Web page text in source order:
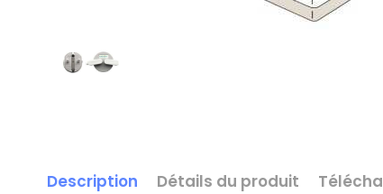
Description Détails du produit